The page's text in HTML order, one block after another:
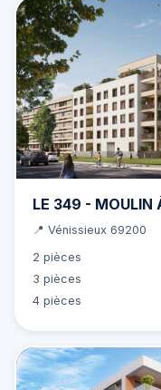
LE 349 - MOULIN
📍 Vénissieux 69200
2 pièces
3 pièces
4 pièces